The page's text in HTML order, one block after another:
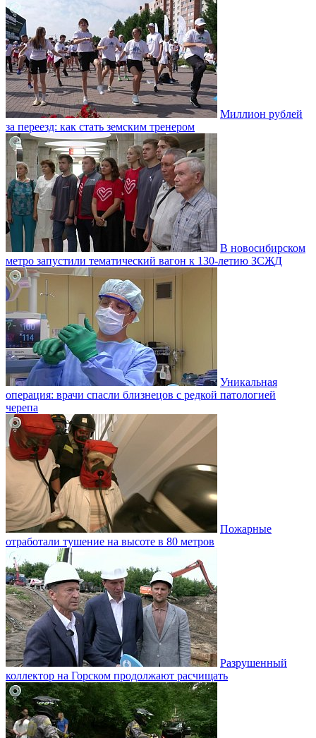
Миллион рублей
за переезд: как стать земским тренером
В новосибирском
метро запустили тематический вагон к 130-летию ЗСЖД
Уникальная
операция: врачи спасли близнецов с редкой патологией
черепа
Пожарные
отработали тушение на высоте в 80 метров
Разрушенный
коллектор на Горском продолжают расчищать